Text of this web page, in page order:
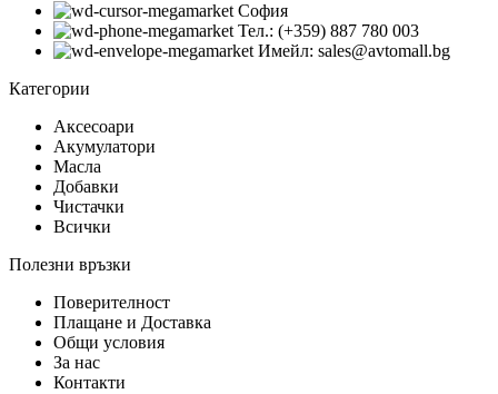
София
Тел.: (+359) 887 780 003
Имейл: sales@avtomall.bg
Категории
Аксесоари
Акумулатори
Масла
Добавки
Чистачки
Всички
Полезни връзки
Поверителност
Плащане и Доставка
Общи условия
За нас
Контакти